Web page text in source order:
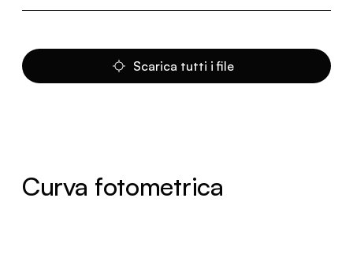
Scarica tutti i file
Curva fotometrica